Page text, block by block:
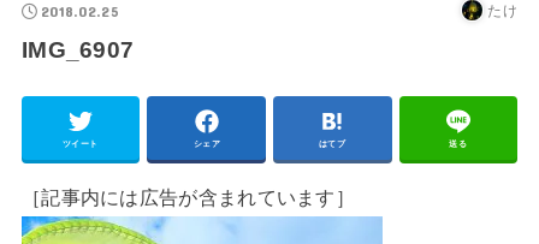
2018.02.25 たけ
IMG_6907
ツイート シェア はてブ 送る
［記事内には広告が含まれています］